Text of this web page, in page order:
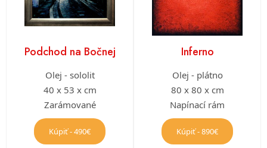
Podchod na Bočnej
Olej - sololit
40 x 53 x cm
Zarámované
Kúpiť - 490€
Inferno
Olej - plátno
80 x 80 x cm
Napínací rám
Kúpiť - 890€